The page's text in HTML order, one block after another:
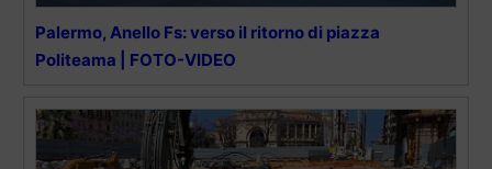
Palermo, Anello Fs: verso il ritorno di piazza
Politeama | FOTO-VIDEO